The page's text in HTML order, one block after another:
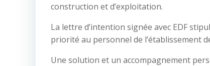
construction et d’exploitation.
La lettre d’intention signée avec EDF
priorité au personnel de l’établissement
Une solution et un accompagnement